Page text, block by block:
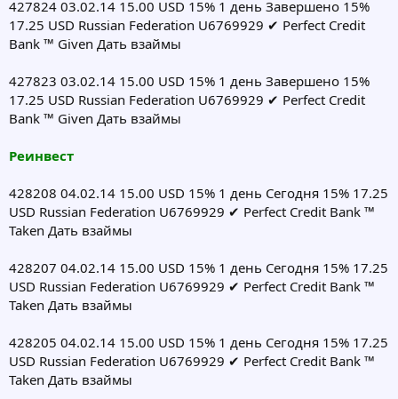
427824 03.02.14 15.00 USD 15% 1 день Завершено 15%
17.25 USD Russian Federation U6769929 ✔ Perfect Credit
Bank ™ Given Дать взаймы
427823 03.02.14 15.00 USD 15% 1 день Завершено 15%
17.25 USD Russian Federation U6769929 ✔ Perfect Credit
Bank ™ Given Дать взаймы
Реинвест
428208 04.02.14 15.00 USD 15% 1 день Сегодня 15% 17.25
USD Russian Federation U6769929 ✔ Perfect Credit Bank ™
Taken Дать взаймы
428207 04.02.14 15.00 USD 15% 1 день Сегодня 15% 17.25
USD Russian Federation U6769929 ✔ Perfect Credit Bank ™
Taken Дать взаймы
428205 04.02.14 15.00 USD 15% 1 день Сегодня 15% 17.25
USD Russian Federation U6769929 ✔ Perfect Credit Bank ™
Taken Дать взаймы